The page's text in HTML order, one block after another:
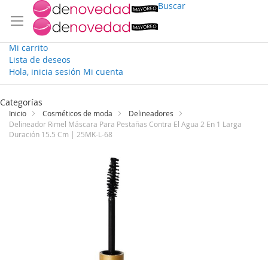
Buscar
Mi carrito
Lista de deseos
Hola, inicia sesión Mi cuenta
Ir
contenido
Categorías
Inicio Cosméticos de moda
Delineadores
Delineador Rimel Máscara Para Pestañas Contra El Agua 2 En 1 Larga
Duración 15.5 Cm | 25MK-L-68